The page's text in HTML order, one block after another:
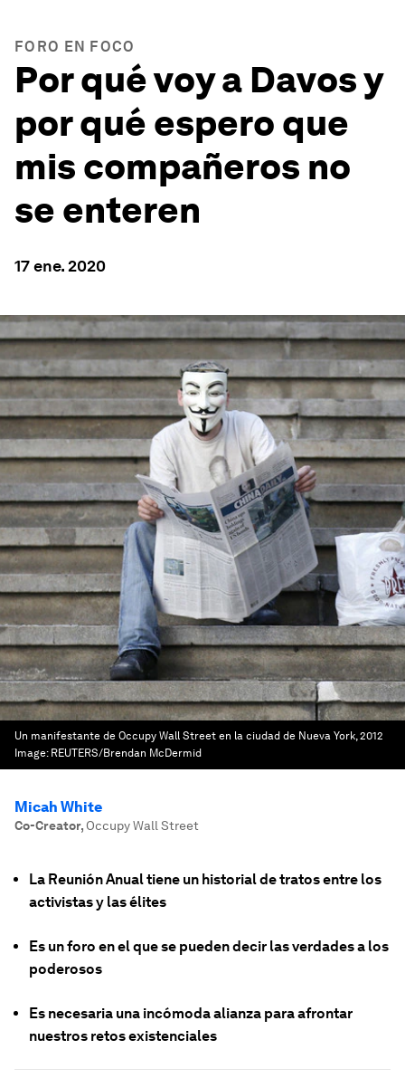
FORO EN FOCO
Por qué voy a Davos y
por qué espero que
mis compañeros no
se enteren
17 ene. 2020
Un manifestante de Occupy Wall Street en la ciudad de Nueva York, 2012
Image: REUTERS/Brendan McDermid
Micah White
Co-Creator, Occupy Wall Street
La Reunión Anual tiene un historial de tratos entre los
activistas y las élites
Es un foro en el que se pueden decir las verdades a los
poderosos
Es necesaria una incómoda alianza para afrontar
nuestros retos existenciales